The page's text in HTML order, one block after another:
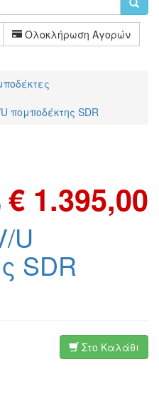
Ολοκλήρωση Αγορών
πομποδέκτης SDR
€ 1.395,00
U
SDR
Στο Καλάθι